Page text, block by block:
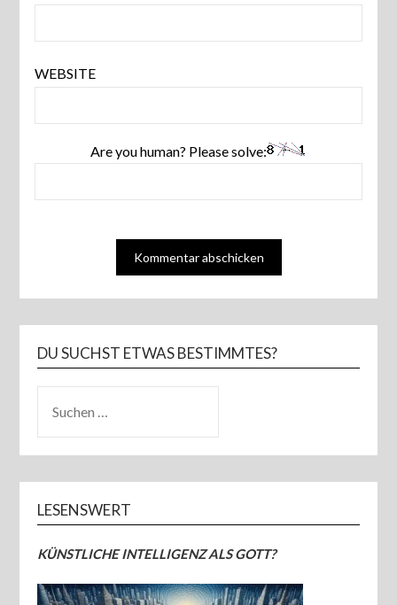
WEBSITE
Are you human? Please solve:
DU SUCHST ETWAS BESTIMMTES?
NACH:
LESENSWERT
KÜNSTLICHE INTELLIGENZ ALS GOTT?